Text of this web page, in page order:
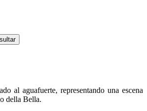
al aguafuerte, representando una escena
della Bella.